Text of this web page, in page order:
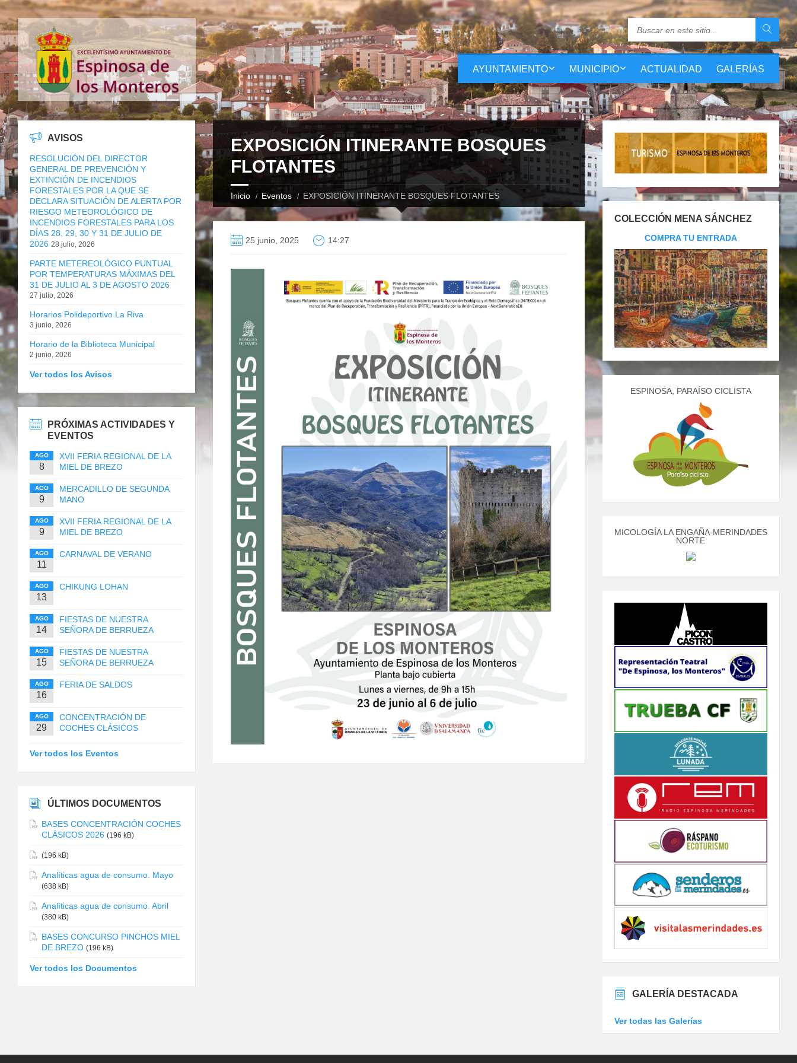
AYUNTAMIENTO MUNICIPIO ACTUALIDAD GALERÍAS
EXPOSICIÓN ITINERANTE BOSQUES
FLOTANTES
Inicio Eventos EXPOSICIÓN ITINERANTE BOSQUES FLOTANTES
25 junio, 2025 14:27
AVISOS
RESOLUCIÓN DEL DIRECTOR
GENERAL DE PREVENCIÓN Y
EXTINCIÓN DE INCENDIOS
FORESTALES POR LA QUE SE
DECLARA SITUACIÓN DE ALERTA POR
RIESGO METEOROLÓGICO DE
INCENDIOS FORESTALES PARA LOS
DÍAS 28, 29, 30 Y 31 DE JULIO DE
2026 28 julio, 2026
PARTE METEREOLÓGICO PUNTUAL
POR TEMPERATURAS MÁXIMAS DEL
31 DE JULIO AL 3 DE AGOSTO 2026
27 julio, 2026
Horarios Polideportivo La Riva
3 junio, 2026
Horario de la Biblioteca Municipal
2 junio, 2026
Ver todos los Avisos
PRÓXIMAS ACTIVIDADES Y
EVENTOS
AGO
8
XVII FERIA REGIONAL DE LA
MIEL DE BREZO
AGO
9
MERCADILLO DE SEGUNDA
MANO
AGO
9
XVII FERIA REGIONAL DE LA
MIEL DE BREZO
AGO
11
CARNAVAL DE VERANO
AGO
13
CHIKUNG LOHAN
AGO
14
FIESTAS DE NUESTRA
SEÑORA DE BERRUEZA
AGO
15
FIESTAS DE NUESTRA
SEÑORA DE BERRUEZA
AGO
16
FERIA DE SALDOS
AGO
29
CONCENTRACIÓN DE
COCHES CLÁSICOS
Ver todos los Eventos
ÚLTIMOS DOCUMENTOS
BASES CONCENTRACIÓN COCHES
CLÁSICOS 2026 (196 kB)
(196 kB)
Analíticas agua de consumo. Mayo
(638 kB)
Analíticas agua de consumo. Abril
(380 kB)
BASES CONCURSO PINCHOS MIEL
DE BREZO (196 kB)
Ver todos los Documentos
COLECCIÓN MENA SÁNCHEZ
COMPRA TU ENTRADA
ESPINOSA, PARAÍSO CICLISTA
MICOLOGÍA LA ENGAÑA-MERINDADES
NORTE
GALERÍA DESTACADA
Ver todas las Galerías